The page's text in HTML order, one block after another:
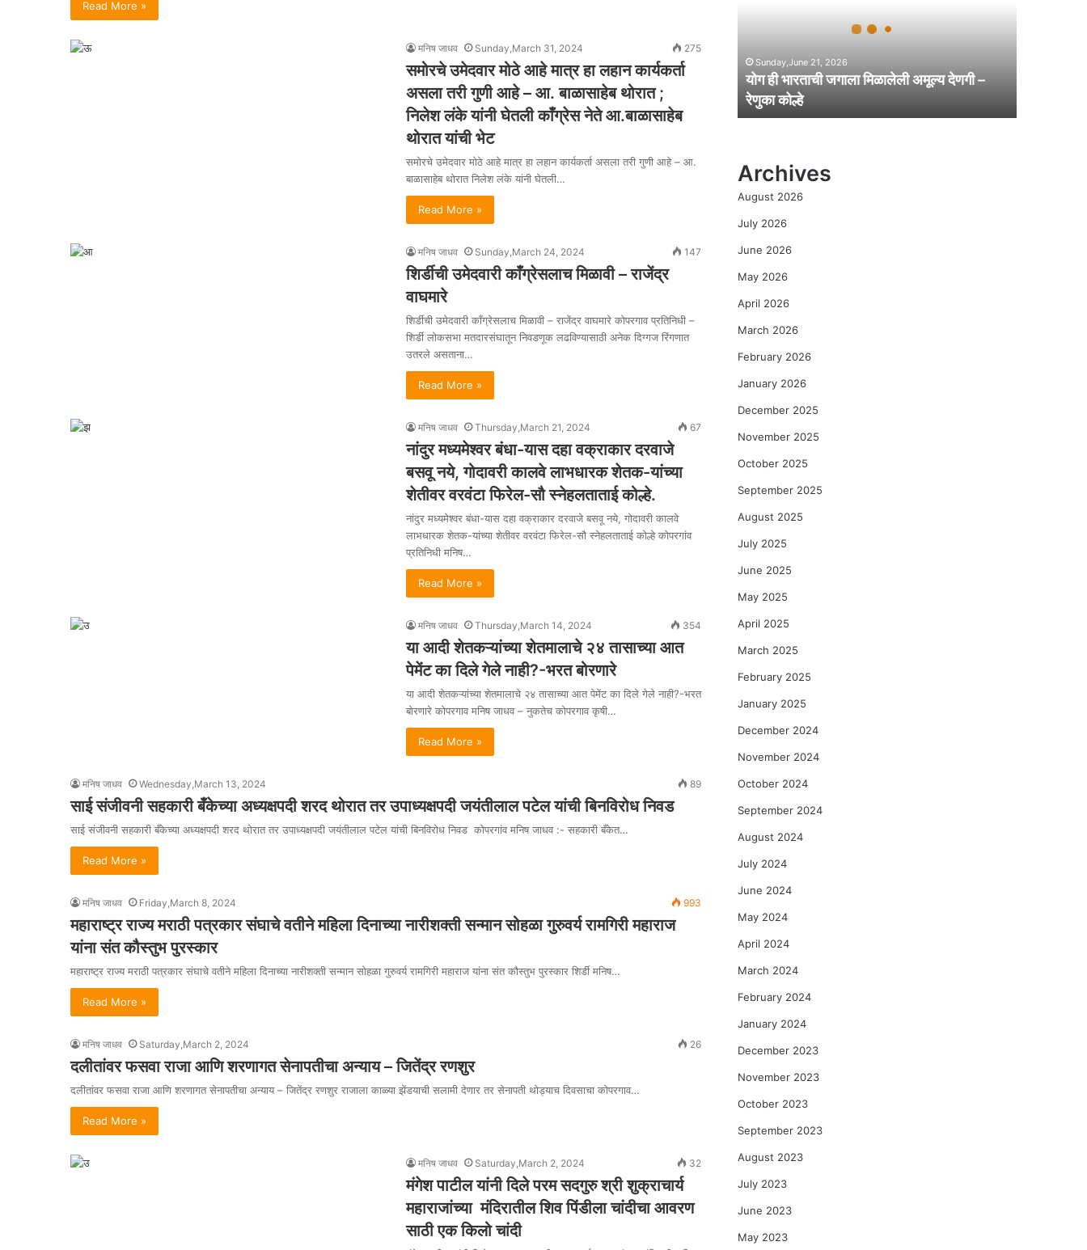
Read More »
मनिष जाधव Sunday,March 31, 2024 275
समोरचे उमेदवार मोठे आहे मात्र हा लहान कार्यकर्ता
असला तरी गुणी आहे – आ. बाळासाहेब थोरात ;
निलेश लंके यांनी घेतली काँग्रेस नेते आ.बाळासाहेब
थोरात यांची भेट
समोरचे उमेदवार मोठे आहे मात्र हा लहान कार्यकर्ता असला तरी गुणी आहे – आ.
बाळासाहेब थोरात निलेश लंके यांनी घेतली…
Read More »
मनिष जाधव Sunday,March 24, 2024 147
शिर्डीची उमेदवारी काँग्रेसलाच मिळावी – राजेंद्र
वाघमारे
शिर्डीची उमेदवारी काँग्रेसलाच मिळावी – राजेंद्र वाघमारे कोपरगाव प्रतिनिधी –
शिर्डी लोकसभा मतदारसंघातून निवडणूक लढविण्यासाठी अनेक दिग्गज रिंगणात
उतरले असताना…
Read More »
मनिष जाधव Thursday,March 21, 2024 67
नांदुर मध्यमेश्वर बंधा-यास दहा वक्राकार दरवाजे
बसवू नये, गोदावरी कालवे लाभधारक शेतक-यांच्या
शेतीवर वरवंटा फिरेल-सौ स्नेहलताताई कोल्हे.
नांदुर मध्यमेश्वर बंधा-यास दहा वक्राकार दरवाजे बसवू नये, गोदावरी कालवे
लाभधारक शेतक-यांच्या शेतीवर वरवंटा फिरेल-सौ स्नेहलताताई कोल्हे कोपरगांव
प्रतिनिधी मनिष…
Read More »
मनिष जाधव Thursday,March 14, 2024 354
या आदी शेतकऱ्यांच्या शेतमालाचे २४ तासाच्या आत
पेमेंट का दिले गेले नाही?-भरत बोरणारे
या आदी शेतकऱ्यांच्या शेतमालाचे २४ तासाच्या आत पेमेंट का दिले गेले नाही?-भरत
बोरणारे कोपरगाव मनिष जाधव – नुकतेच कोपरगाव कृषी…
Read More »
मनिष जाधव Wednesday,March 13, 2024 89
साई संजीवनी सहकारी बँकेच्या अध्यक्षपदी शरद थोरात तर उपाध्यक्षपदी जयंतीलाल पटेल यांची बिनविरोध निवड
साई संजीवनी सहकारी बँकेच्या अध्यक्षपदी शरद थोरात तर उपाध्यक्षपदी जयंतीलाल पटेल यांची बिनविरोध निवड कोपरगांव मनिष जाधव :- सहकारी बँकेत…
Read More »
मनिष जाधव Friday,March 8, 2024 993
महाराष्ट्र राज्य मराठी पत्रकार संघाचे वतीने महिला दिनाच्या नारीशक्ती सन्मान सोहळा गुरुवर्य रामगिरी महाराज
यांना संत कौस्तुभ पुरस्कार
महाराष्ट्र राज्य मराठी पत्रकार संघाचे वतीने महिला दिनाच्या नारीशक्ती सन्मान सोहळा गुरुवर्य रामगिरी महाराज यांना संत कौस्तुभ पुरस्कार शिर्डी मनिष…
Read More »
मनिष जाधव Saturday,March 2, 2024 26
दलीतांवर फसवा राजा आणि शरणागत सेनापतीचा अन्याय – जितेंद्र रणशुर
दलीतांवर फसवा राजा आणि शरणागत सेनापतीचा अन्याय – जितेंद्र रणशुर राजाला काळ्या झेंडयाची सलामी देणार तर सेनापती थोड्याच दिवसाचा कोपरगाव…
Read More »
मनिष जाधव Saturday,March 2, 2024 32
मंगेश पाटील यांनी दिले परम सदगुरु श्री शुक्राचार्य
महाराजांच्या मंदिरातील शिव पिंडीला चांदीचा आवरण
साठी एक किलो चांदी
गा
ला
मि
ली
मू
ल्य
ण
गी
रे
को
Sunday,June 21, 2026
योग ही भारताची जगाला मिळालेली अमूल्य देणगी –
रेणुका कोल्हे
Archives
August 2026
July 2026
June 2026
May 2026
April 2026
March 2026
February 2026
January 2026
December 2025
November 2025
October 2025
September 2025
August 2025
July 2025
June 2025
May 2025
April 2025
March 2025
February 2025
January 2025
December 2024
November 2024
October 2024
September 2024
August 2024
July 2024
June 2024
May 2024
April 2024
March 2024
February 2024
January 2024
December 2023
November 2023
October 2023
September 2023
August 2023
July 2023
June 2023
May 2023